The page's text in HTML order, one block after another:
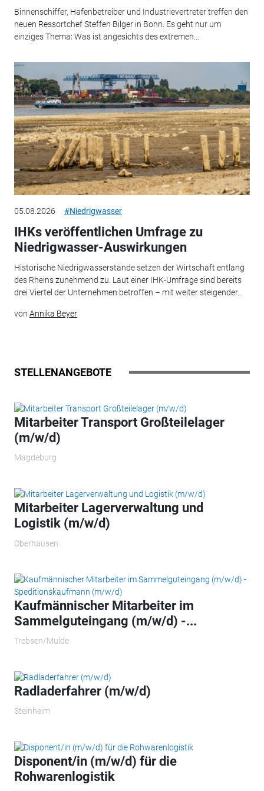
Binnenschiffer, Hafenbetreiber und Industrievertreter treffen den
neuen Ressortchef Steffen Bilger in Bonn. Es geht nur um
einziges Thema: Was ist angesichts des extremen...
05.08.2026 #Niedrigwasser
IHKs veröffentlichen Umfrage zu
Niedrigwasser-Auswirkungen
Historische Niedrigwasserstände setzen der Wirtschaft entlang
des Rheins zunehmend zu. Laut einer IHK-Umfrage sind bereits
drei Viertel der Unternehmen betroffen – mit weiter steigender...
von Annika Beyer
STELLENANGEBOTE
Mitarbeiter Transport Großteilelager
(m/w/d)
Magdeburg
Mitarbeiter Lagerverwaltung und
Logistik (m/w/d)
Oberhausen
Kaufmännischer Mitarbeiter im
Sammelguteingang (m/w/d) -...
Trebsen/Mulde
Radladerfahrer (m/w/d)
Steinheim
Disponent/in (m/w/d) für die
Rohwarenlogistik